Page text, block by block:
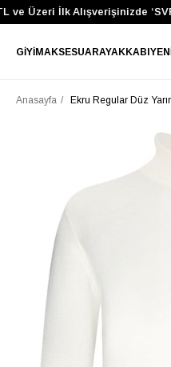
ve Üzeri İlk Alışverişinizde
GIYIMAKSESUARAYAKKABI
Anasayfa Ekru Regular Düz